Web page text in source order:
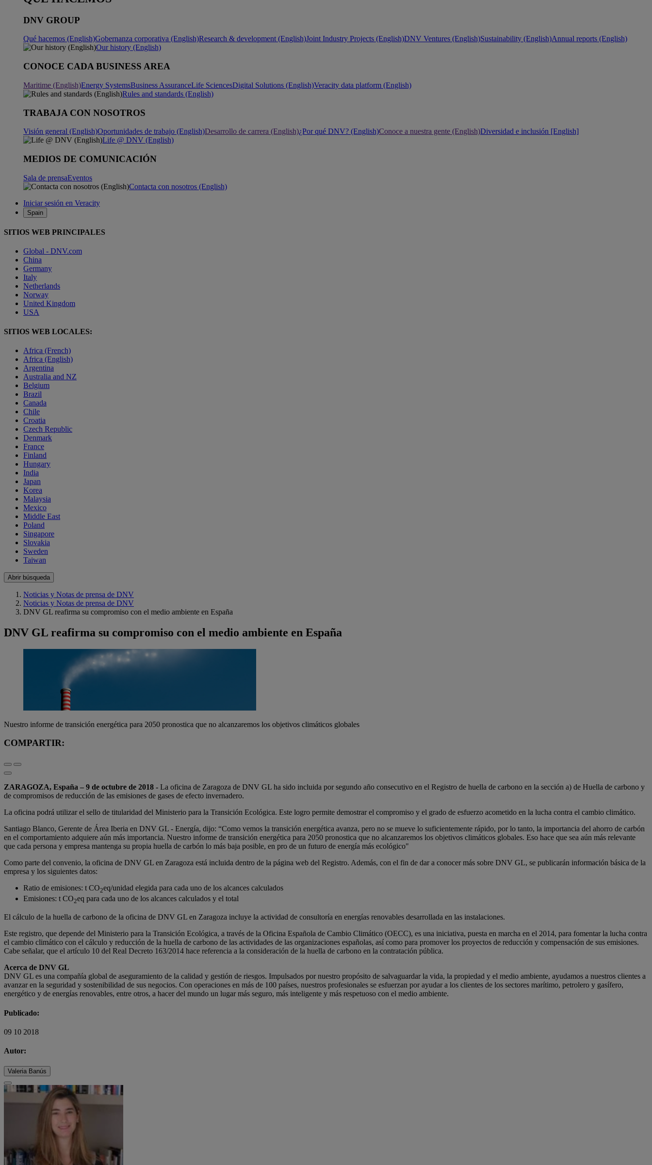
DNV GROUP
Qué hacemos (English)Gobernanza corporativa (English)Research & development (English)Joint Industry Projects (English)DNV Ventures (English)Sustainability (English)Annual reports (English)
Our history (English)
CONOCE CADA BUSINESS AREA
Maritime (English)Energy SystemsBusiness AssuranceLife SciencesDigital Solutions (English)Veracity data platform (English)
Rules and standards (English)
TRABAJA CON NOSOTROS
Visión general (English)Oportunidades de trabajo (English)Desarrollo de carrera (English)¿Por qué DNV? (English)Conoce a nuestra gente (English)Diversidad e inclusión [English]
Life @ DNV (English)
MEDIOS DE COMUNICACIÓN
Sala de prensaEventos
Contacta con nosotros (English)
Iniciar sesión en Veracity
Spain
SITIOS WEB PRINCIPALES
Global - DNV.com
China
Germany
Italy
Netherlands
Norway
United Kingdom
USA
SITIOS WEB LOCALES:
Africa (French)
Africa (English)
Argentina
Australia and NZ
Belgium
Brazil
Canada
Chile
Croatia
Czech Republic
Denmark
France
Finland
Hungary
India
Japan
Korea
Malaysia
Mexico
Middle East
Poland
Singapore
Slovakia
Sweden
Taiwan
Abrir búsqueda
Noticias y Notas de prensa de DNV
Noticias y Notas de prensa de DNV
DNV GL reafirma su compromiso con el medio ambiente en España
DNV GL reafirma su compromiso con el medio ambiente en España
Nuestro informe de transición energética para 2050 pronostica que no alcanzaremos los objetivos climáticos globales
COMPARTIR:
ZARAGOZA, España – 9 de octubre de 2018 - La oficina de Zaragoza de DNV GL ha sido incluida por segundo año consecutivo en el Registro de huella de carbono en la sección a) de Huella de carbono y
de compromisos de reducción de las emisiones de gases de efecto invernadero.
La oficina podrá utilizar el sello de titularidad del Ministerio para la Transición Ecológica. Este logro permite demostrar el compromiso y el grado de esfuerzo acometido en la lucha contra el cambio climático.
Santiago Blanco, Gerente de Área Iberia en DNV GL - Energía, dijo: “Como vemos la transición energética avanza, pero no se mueve lo suficientemente rápido, por lo tanto, la importancia del ahorro de carbón
en el comportamiento adquiere aún más importancia. Nuestro informe de transición energética para 2050 pronostica que no alcanzaremos los objetivos climáticos globales. Eso hace que sea aún más relevante
que cada persona y empresa mantenga su propia huella de carbón lo más baja posible, en pro de un futuro de energía más ecológico"
Como parte del convenio, la oficina de DNV GL en Zaragoza está incluida dentro de la página web del Registro. Además, con el fin de dar a conocer más sobre DNV GL, se publicarán información básica de la
empresa y los siguientes datos:
Ratio de emisiones: t CO2eq/unidad elegida para cada uno de los alcances calculados
Emisiones: t CO2eq para cada uno de los alcances calculados y el total
El cálculo de la huella de carbono de la oficina de DNV GL en Zaragoza incluye la actividad de consultoría en energías renovables desarrollada en las instalaciones.
Este registro, que depende del Ministerio para la Transición Ecológica, a través de la Oficina Española de Cambio Climático (OECC), es una iniciativa, puesta en marcha en el 2014, para fomentar la lucha contra
el cambio climático con el cálculo y reducción de la huella de carbono de las actividades de las organizaciones españolas, así como para promover los proyectos de reducción y compensación de sus emisiones.
Cabe señalar, que el artículo 10 del Real Decreto 163/2014 hace referencia a la consideración de la huella de carbono en la contratación pública.
Acerca de DNV GL
DNV GL es una compañía global de aseguramiento de la calidad y gestión de riesgos. Impulsados por nuestro propósito de salvaguardar la vida, la propiedad y el medio ambiente, ayudamos a nuestros clientes a
avanzar en la seguridad y sostenibilidad de sus negocios. Con operaciones en más de 100 países, nuestros profesionales se esfuerzan por ayudar a los clientes de los sectores marítimo, petrolero y gasífero,
energético y de energías renovables, entre otros, a hacer del mundo un lugar más seguro, más inteligente y más respetuoso con el medio ambiente.
Publicado:
09 10 2018
Autor:
Valeria Banús